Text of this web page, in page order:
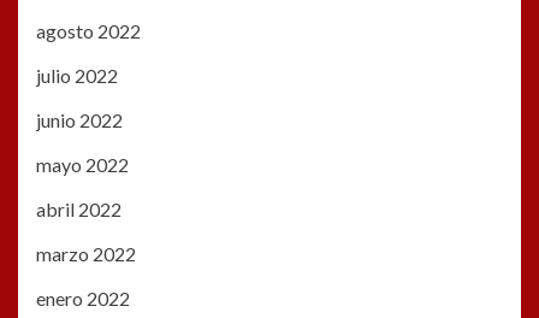
agosto 2022
julio 2022
junio 2022
mayo 2022
abril 2022
marzo 2022
enero 2022